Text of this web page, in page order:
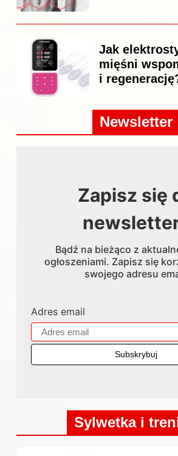
Jak
mięśni
i
Newsletter
Zapisz się
Bądź na bieżąco z
ogłoszeniami. Zapisz się
swojego adresu
Adres email
Sylwetka i